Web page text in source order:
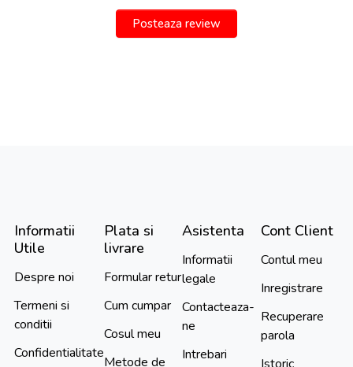
Posteaza review
Informatii
Utile
Despre noi
Termeni si
conditii
Confidentialitate
Plata si
livrare
Formular retur
Cum cumpar
Cosul meu
Metode de
Asistenta
Informatii
legale
Contacteaza-
ne
Intrebari
Cont Client
Contul meu
Inregistrare
Recuperare
parola